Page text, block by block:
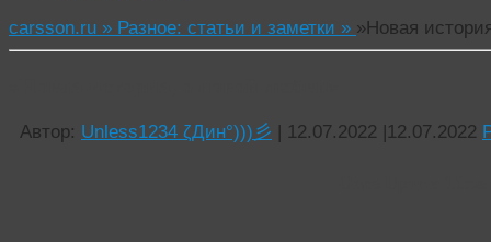
carsson.ru » Разное: статьи и заметки » »Новая
Автор: Unless1234 ζДин°)))彡 | 12.07.2022 |12.07.2022